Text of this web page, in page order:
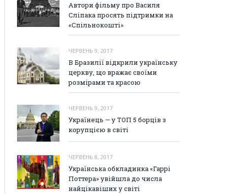
Автори фільму про Василя
Сліпака просять підтримки на
«Спільнокошті»
ЧЕРВЕНЬ 9, 2017
В Бразилії відкрили українську
церкву, що вражає своїми
розмірами та красою
ЧЕРВЕНЬ 9, 2017
Українець — у ТОП 5 борців з
корупцією в світі
ЧЕРВЕНЬ 8, 2017
Українська обкладинка «Гаррі
Поттера» увійшла до числа
найцікавіших у світі